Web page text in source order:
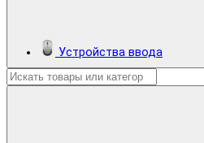
Устройства ввода